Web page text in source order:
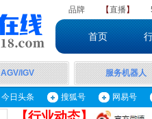
品牌 【直播】
首页
服务机器人
AGV/IGV
今日头条 搜狐号 网易号